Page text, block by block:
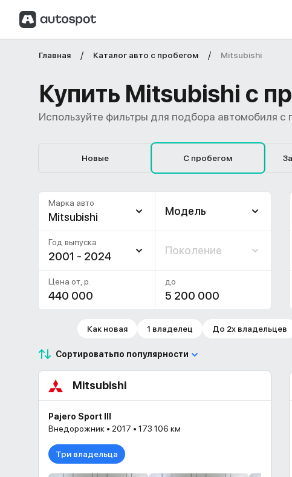
Главная Каталог авто с пробегом Mitsubishi
Купить Mitsubishi с
Используйте фильтры для подбора автомобиля
Новые С пробегом
Mitsubishi
Марка авто
Модель
2001 - 2024
Год выпуска
Поколение
Цена от, р. до
Как новая 1 владелец До 2х владельцев
Сортироватьпо популярности
Mitsubishi
Pajero Sport III
Внедорожник • 2017 • 173 106 км
Три владельца